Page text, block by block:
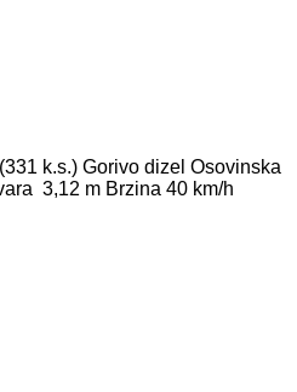
k.s.) Gorivo dizel Osovinska
3,12 m Brzina 40 km/h